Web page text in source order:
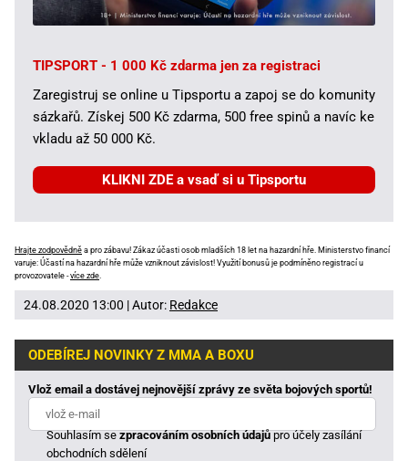
TIPSPORT - 1 000 Kč zdarma jen za registraci
Zaregistruj se online u Tipsportu a zapoj se do komunity
sázkařů. Získej 500 Kč zdarma, 500 free spinů a navíc ke
vkladu až 50 000 Kč.
KLIKNI ZDE a vsaď si u Tipsportu
Hrajte zodpovědně a pro zábavu! Zákaz účasti osob mladších 18 let na hazardní hře. Ministerstvo financí
varuje: Účastí na hazardní hře může vzniknout závislost! Využití bonusů je podmíněno registrací u
provozovatele -více zde
24.08.2020 13:00 | Autor: Redakce
ODEBÍREJ NOVINKY Z MMA A BOXU
Vlož email a dostávej nejnovější zprávy ze světa bojových sportů!
Souhlasím sezpracováním osobních údajůpro účely zasílání
obchodních sdělení